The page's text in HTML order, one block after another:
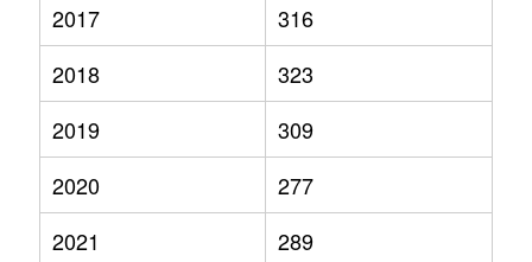
2017
316
2018
323
2019
309
2020
277
2021
289